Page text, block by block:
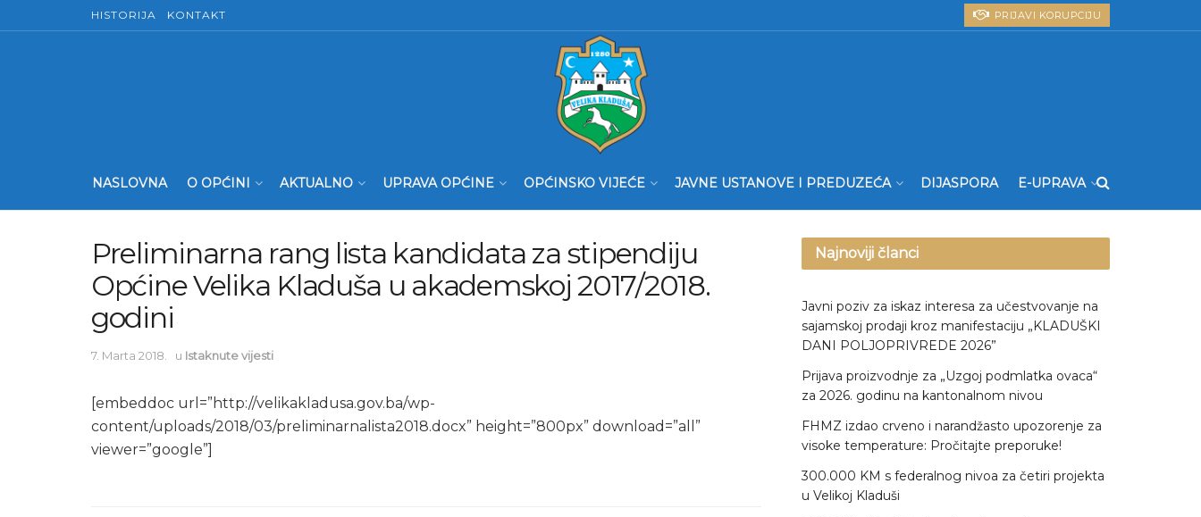
HISTORIJA KONTAKT PRIJAVI KORUPCIJU
NASLOVNA O OPĆINI AKTUALNO UPRAVA OPĆINE OPĆINSKO VIJEĆE JAVNE USTANOVE I PREDUZEĆA DIJASPORA E-UPRAVA
Preliminarna rang lista kandidata za stipendiju
Općine Velika Kladuša u akademskoj 2017/2018.
godini
7. Marta 2018. u Istaknute vijesti
[embeddoc url=”http://velikakladusa.gov.ba/wp-
content/uploads/2018/03/preliminarnalista2018.docx” height=”800px” download=”all”
viewer=”google”]
Najnoviji članci
Javni poziv za iskaz interesa za učestvovanje na
sajamskoj prodaji kroz manifestaciju „KLADUŠKI
DANI POLJOPRIVREDE 2026”
Prijava proizvodnje za „Uzgoj podmlatka ovaca“
za 2026. godinu na kantonalnom nivou
FHMZ izdao crveno i narandžasto upozorenje za
visoke temperature: Pročitajte preporuke!
300.000 KM s federalnog nivoa za četiri projekta
u Velikoj Kladuši